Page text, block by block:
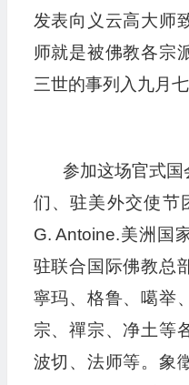
发表向义云高大师
师就是被佛教各宗
三世的事列入九月
参加这场官式国
们、驻美外交使节
G. Antoine.美洲国
驻联合国际佛教总
寧玛、格鲁、噶举
宗、禪宗、净土等
波切、法师等。象